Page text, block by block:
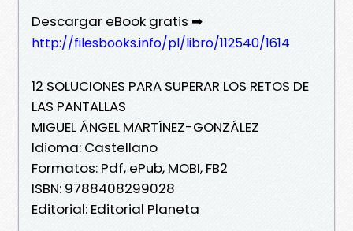
Descargar eBook gratis ➡
http://filesbooks.info/pl/libro/112540/1614
12 SOLUCIONES PARA SUPERAR LOS RETOS DE
LAS PANTALLAS
MIGUEL ÁNGEL MARTÍNEZ-GONZÁLEZ
Idioma: Castellano
Formatos: Pdf, ePub, MOBI, FB2
ISBN: 9788408299028
Editorial: Editorial Planeta